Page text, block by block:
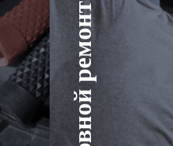
Кузовной ремонт